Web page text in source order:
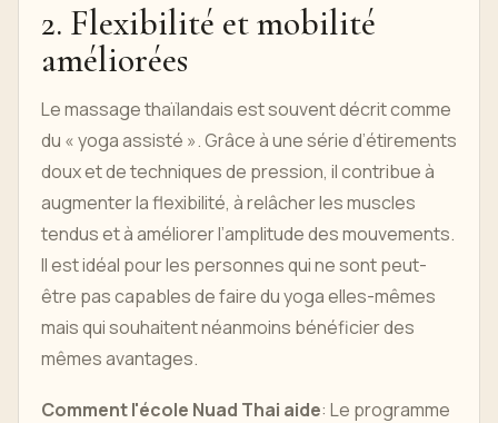
2. Flexibilité et mobilité
améliorées
Le massage thaïlandais est souvent décrit comme
du « yoga assisté ». Grâce à une série d’étirements
doux et de techniques de pression, il contribue à
augmenter la flexibilité, à relâcher les muscles
tendus et à améliorer l’amplitude des mouvements.
Il est idéal pour les personnes qui ne sont peut-
être pas capables de faire du yoga elles-mêmes
mais qui souhaitent néanmoins bénéficier des
mêmes avantages.
Comment l'école Nuad Thai aide: Le programme